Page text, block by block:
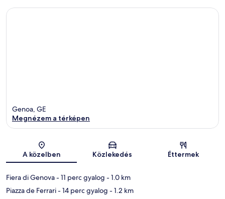
Térkép
Genoa, GE
Megnézem a térképen
A közelben Közlekedés Éttermek
Fiera di Genova- 11 perc gyalog - 1.0 km
Piazza de Ferrari- 14 perc gyalog - 1.2 km